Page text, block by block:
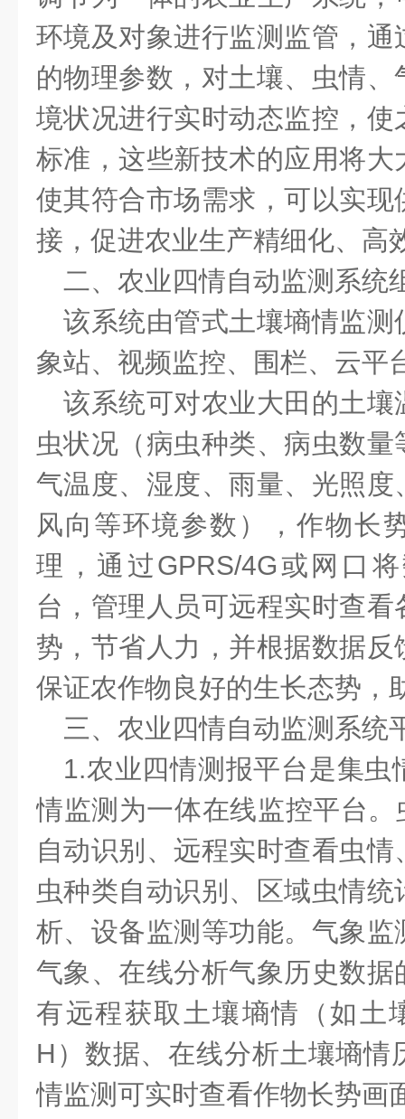
环境及对象进行监测监管，
的物理参数，对土壤、虫情
境状况进行实时动态监控，
标准，这些新技术的应用将
使其符合市场需求，可以实
接，促进农业生产精细化、高
二、农业四情自动监测系统
该系统由管式土壤墒情监
象站、视频监控、围栏、云平
该系统可对农业大田的土
虫状况（病虫种类、病虫数
气温度、湿度、雨量、光照
风向等环境参数），作物长
理，通过GPRS/4G或网口
台，管理人员可远程实时查
势，节省人力，并根据数据
保证农作物良好的生长态势，
三、农业四情自动监测系统
1.农业四情测报平台是集虫
情监测为一体在线监控平台
自动识别、远程实时查看虫
虫种类自动识别、区域虫情
析、设备监测等功能。气象
气象、在线分析气象历史数
有远程获取土壤墒情（如土
H）数据、在线分析土壤墒情
情监测可实时查看作物长势画